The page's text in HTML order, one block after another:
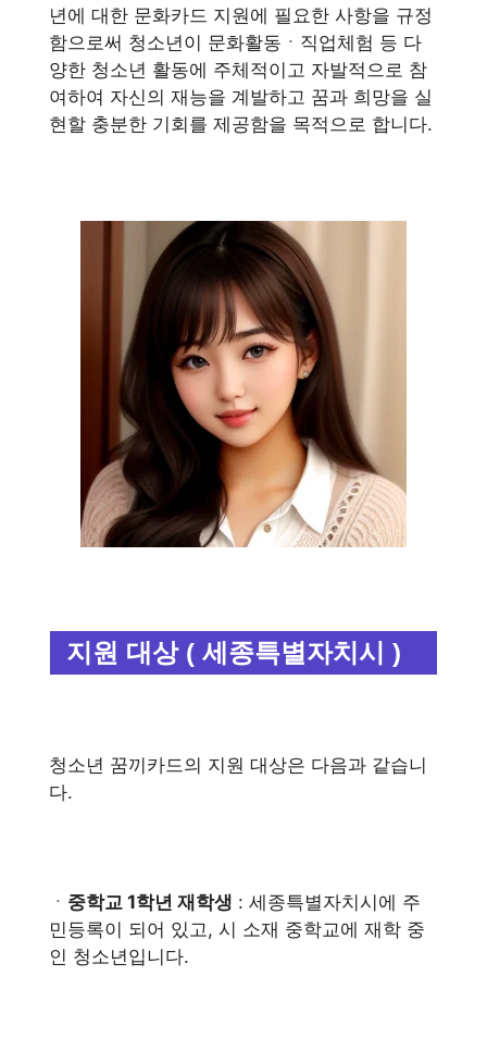
년에 대한 문화카드 지원에 필요한 사항을 규정
함으로써 청소년이 문화활동ㆍ직업체험 등 다
양한 청소년 활동에 주체적이고 자발적으로 참
여하여 자신의 재능을 계발하고 꿈과 희망을 실
현할 충분한 기회를 제공함을 목적으로 합니다.
지원 대상 ( 세종특별자치시 )
청소년 꿈끼카드의 지원 대상은 다음과 같습니
다.
ㆍ 중학교 1학년 재학생 : 세종특별자치시에 주
민등록이 되어 있고, 시 소재 중학교에 재학 중
인 청소년입니다.